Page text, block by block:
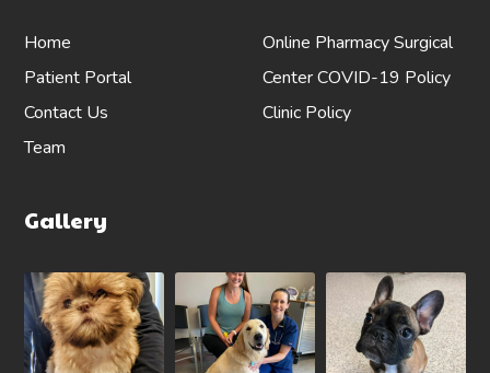
Home
Patient Portal
Contact Us
Team
Online PharmacySurgical
CenterCOVID-19 Policy
Clinic Policy
Gallery